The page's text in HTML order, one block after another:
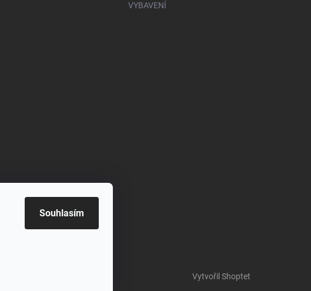
Souhlasím
VYBAVENÍ
Vytvořil Shoptet